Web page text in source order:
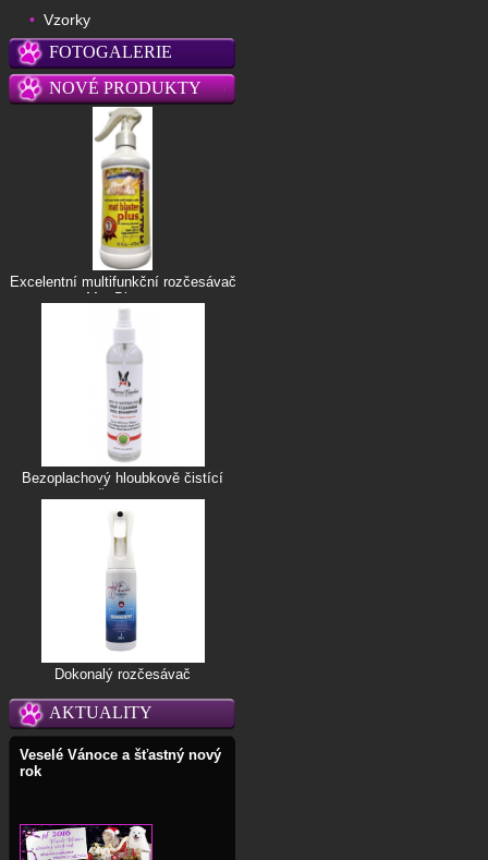
• Vzorky
FOTOGALERIE
NOVÉ PRODUKTY
Excelentní multifunkční rozčesávač
Mat Blaster
Bezoplachový hloubkově čistící
šampon
Dokonalý rozčesávač
AKTUALITY
Veselé Vánoce a šťastný nový
rok